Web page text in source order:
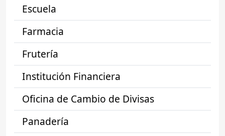
Escuela
Farmacia
Frutería
Institución Financiera
Oficina de Cambio de Divisas
Panadería